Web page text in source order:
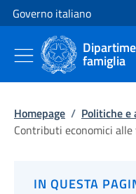
Vai al contenuto
Vai alla navigazione del sito
Governo italiano
famiglia
Homepage / Politiche
Contributi economici
IN QUESTA